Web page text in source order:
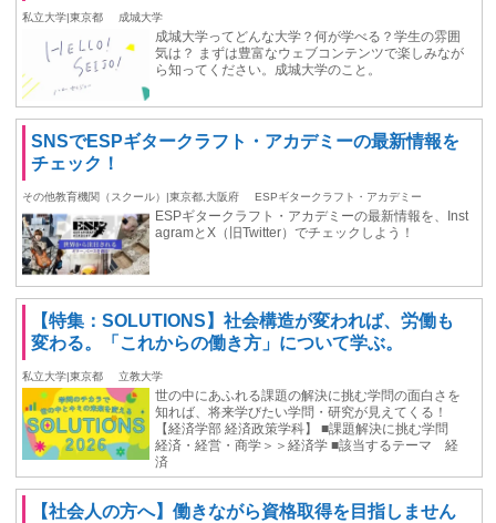
私立大学|東京都 成城大学
成城大学ってどんな大学？何が学べる？学生の雰囲
気は？ まずは豊富なウェブコンテンツで楽しみなが
ら知ってください。成城大学のこと。
SNSでESPギタークラフト・アカデミーの最新情報を
チェック！
その他教育機関（スクール）|東京都,大阪府 ESPギタークラフト・アカデミー
ESPギタークラフト・アカデミーの最新情報を、Inst
agramとX（旧Twitter）でチェックしよう！
【特集：SOLUTIONS】社会構造が変われば、労働も
変わる。「これからの働き方」について学ぶ。
私立大学|東京都 立教大学
世の中にあふれる課題の解決に挑む学問の面白さを
知れば、将来学びたい学問・研究が見えてくる！
【経済学部 経済政策学科】 ■課題解決に挑む学問
経済・経営・商学＞＞経済学 ■該当するテーマ 経
済
【社会人の方へ】働きながら資格取得を目指しません